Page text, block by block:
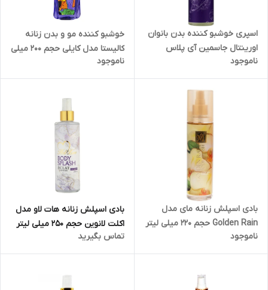
اسپری خوشبو کننده بدن بانوان
اورینتال جاسمین آی پلاس
ناموجود
خوشبو کننده مو و بدن زنانه
کالیستا مدل کایلی حجم 200 میلی
لیتر
ناموجود
بادی اسپلش زنانه مای مدل
Golden Rain حجم 220 میلی لیتر
ناموجود
بادی اسپلش زنانه هات لاو مدل
اکلت لانوین حجم 250 میلی لیتر
تماس بگیرید